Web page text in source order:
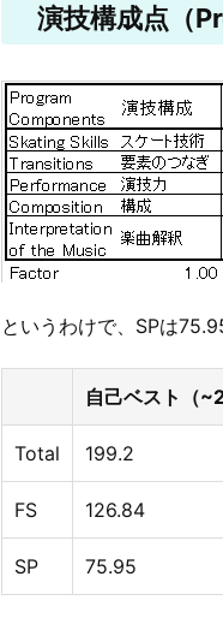
演技構成点（
というわけで、SPは
自己ベスト（
Total 199.2
FS 126.84
SP 75.95